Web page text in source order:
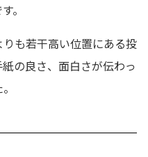
。
も若干高い位置にある投
の良さ、面白さが伝わっ